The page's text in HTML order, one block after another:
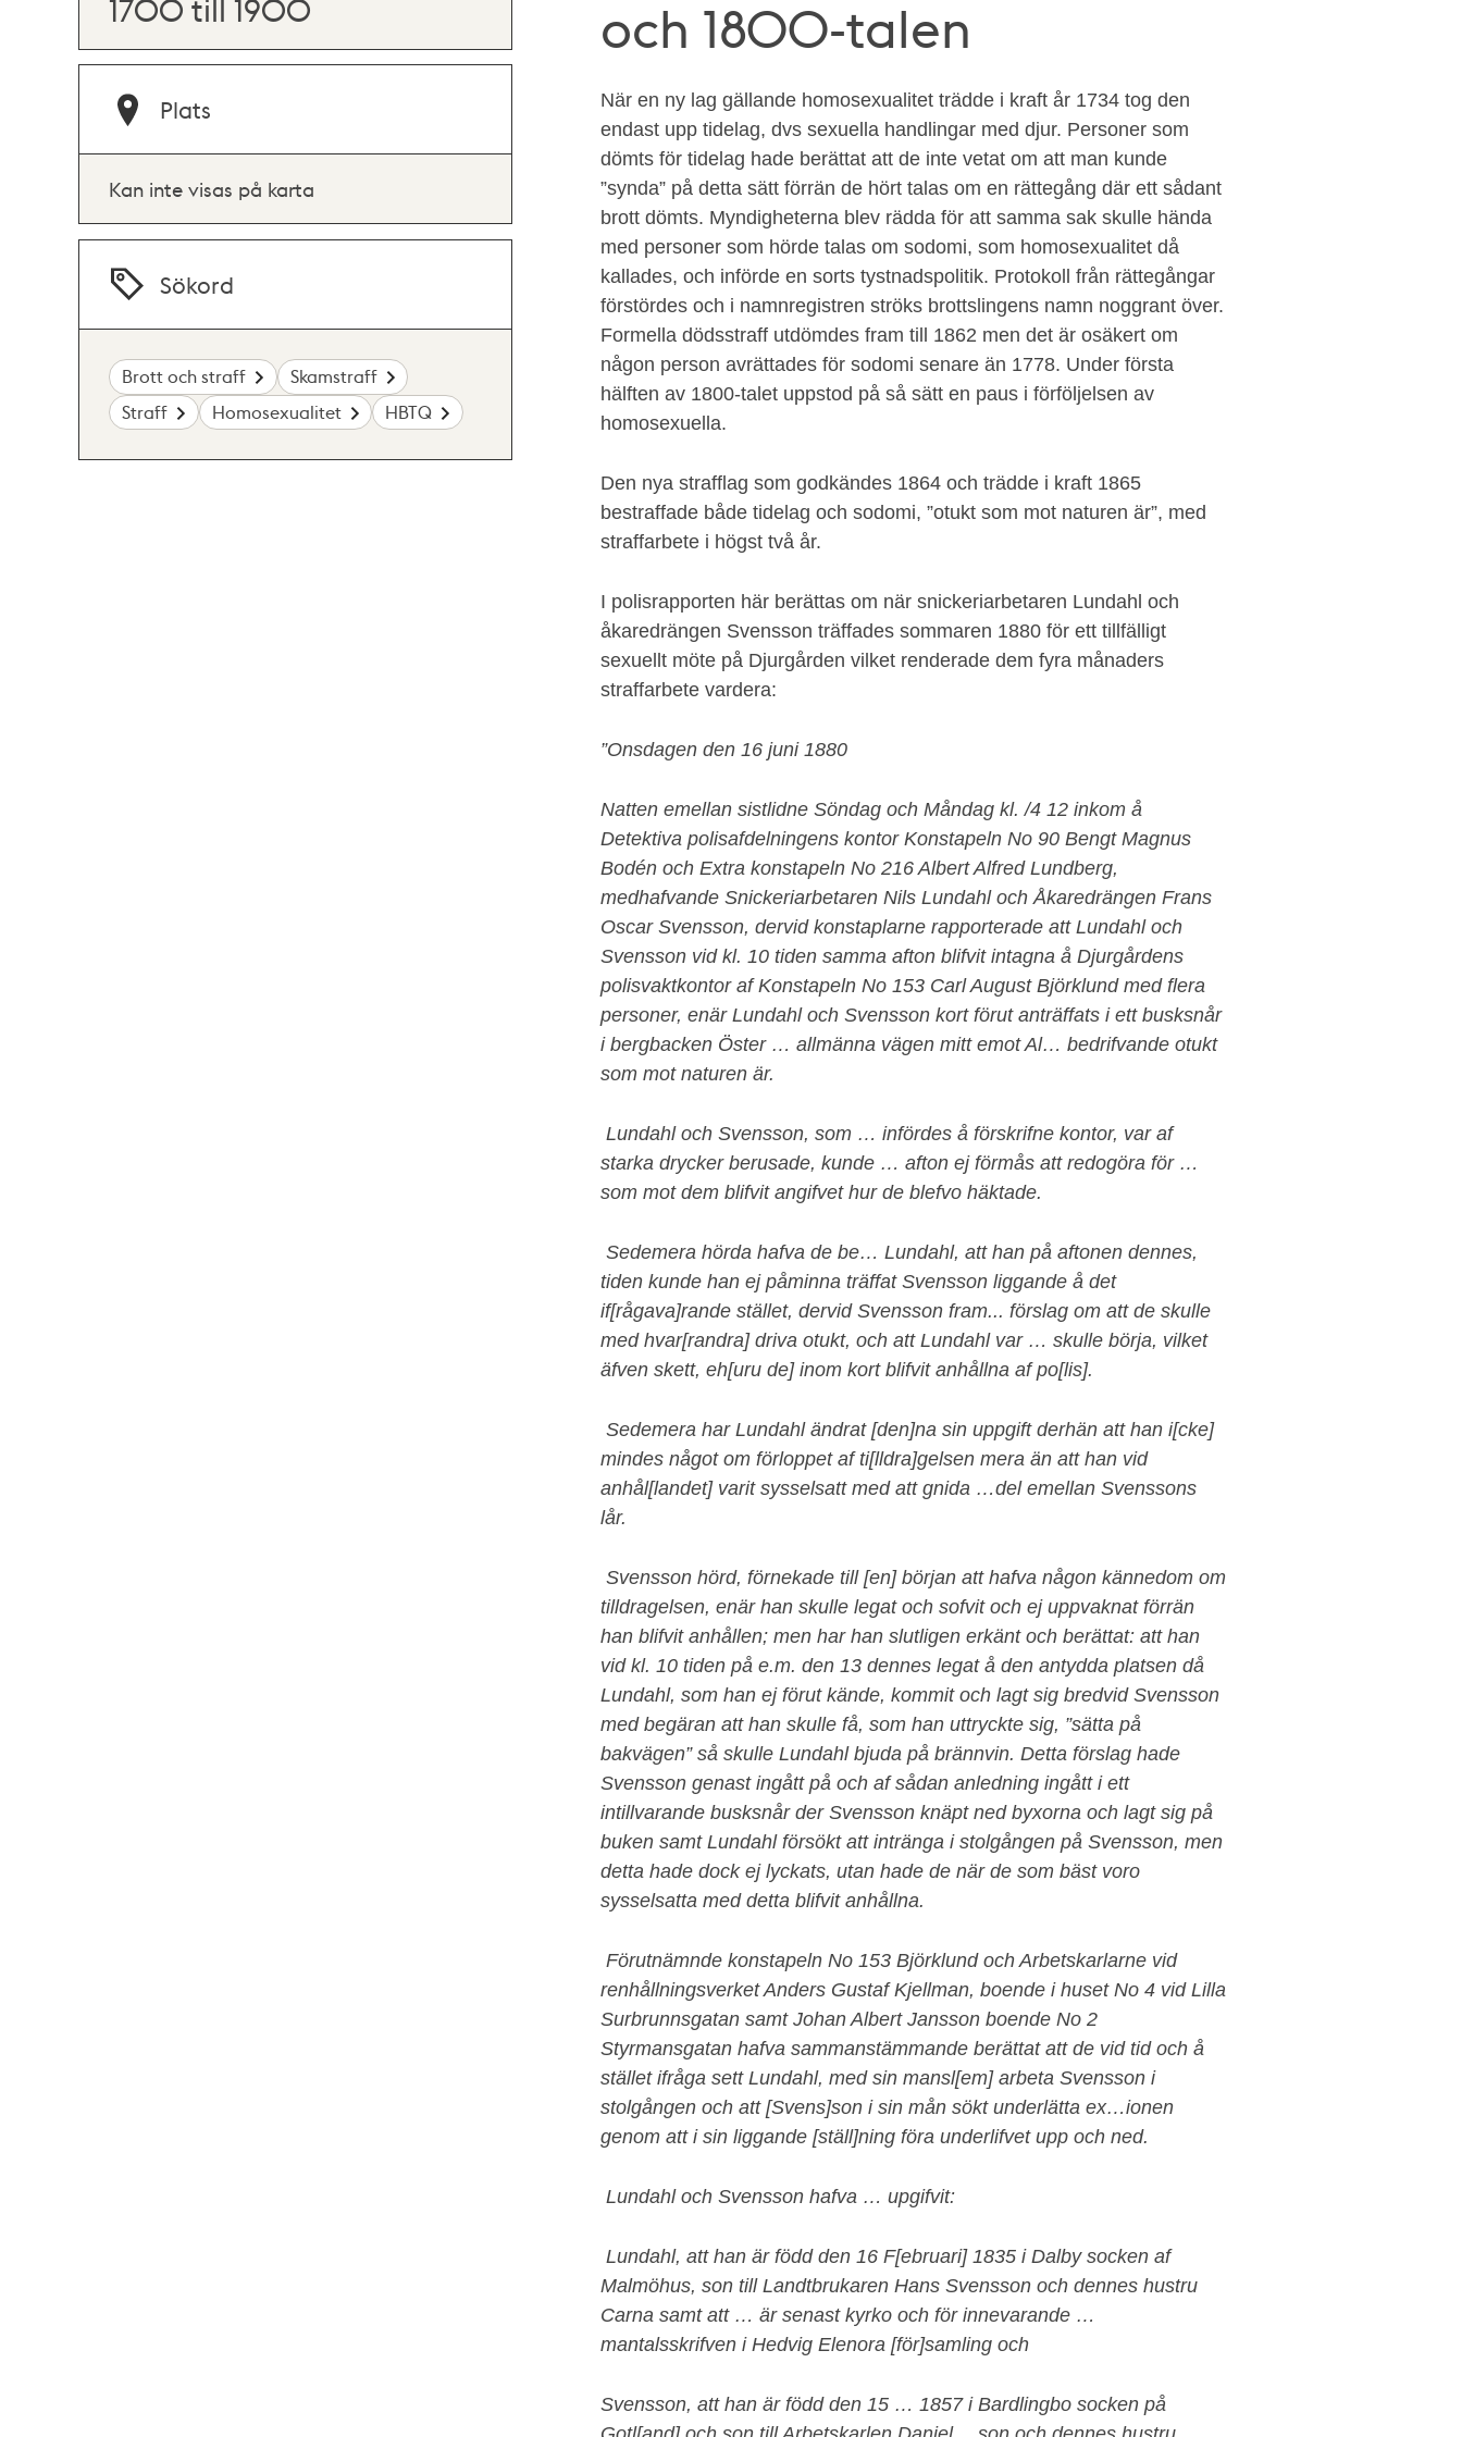
och 1800-talen
När en ny lag gällande homosexualitet trädde i kraft år 1734 tog den
endast upp tidelag, dvs sexuella handlingar med djur. Personer som
dömts för tidelag hade berättat att de inte vetat om att man kunde
”synda” på detta sätt förrän de hört talas om en rättegång där ett sådant
brott dömts. Myndigheterna blev rädda för att samma sak skulle hända
med personer som hörde talas om sodomi, som homosexualitet då
kallades, och införde en sorts tystnadspolitik. Protokoll från rättegångar
förstördes och i namnregistren ströks brottslingens namn noggrant över.
Formella dödsstraff utdömdes fram till 1862 men det är osäkert om
någon person avrättades för sodomi senare än 1778. Under första
hälften av 1800-talet uppstod på så sätt en paus i förföljelsen av
homosexuella.
Den nya strafflag som godkändes 1864 och trädde i kraft 1865
bestraffade både tidelag och sodomi, ”otukt som mot naturen är”, med
straffarbete i högst två år.
I polisrapporten här berättas om när snickeriarbetaren Lundahl och
åkaredrängen Svensson träffades sommaren 1880 för ett tillfälligt
sexuellt möte på Djurgården vilket renderade dem fyra månaders
straffarbete vardera:
”Onsdagen den 16 juni 1880
Natten emellan sistlidne Söndag och Måndag kl. /4 12 inkom å
Detektiva polisafdelningens kontor Konstapeln No 90 Bengt Magnus
Bodén och Extra konstapeln No 216 Albert Alfred Lundberg,
medhafvande Snickeriarbetaren Nils Lundahl och Åkaredrängen Frans
Oscar Svensson, dervid konstaplarne rapporterade att Lundahl och
Svensson vid kl. 10 tiden samma afton blifvit intagna å Djurgårdens
polisvaktkontor af Konstapeln No 153 Carl August Björklund med flera
personer, enär Lundahl och Svensson kort förut anträffats i ett busksnår
i bergbacken Öster … allmänna vägen mitt emot Al… bedrifvande otukt
som mot naturen är.
Lundahl och Svensson, som … infördes å förskrifne kontor, var af
starka drycker berusade, kunde … afton ej förmås att redogöra för …
som mot dem blifvit angifvet hur de blefvo häktade.
Sedemera hörda hafva de be… Lundahl, att han på aftonen dennes,
tiden kunde han ej påminna träffat Svensson liggande å det
if[rågava]rande stället, dervid Svensson fram... förslag om att de skulle
med hvar[randra] driva otukt, och att Lundahl var … skulle börja, vilket
äfven skett, eh[uru de] inom kort blifvit anhållna af po[lis].
Sedemera har Lundahl ändrat [den]na sin uppgift derhän att han i[cke]
mindes något om förloppet af ti[lldra]gelsen mera än att han vid
anhål[landet] varit sysselsatt med att gnida …del emellan Svenssons
lår.
Svensson hörd, förnekade till [en] början att hafva någon kännedom om
tilldragelsen, enär han skulle legat och sofvit och ej uppvaknat förrän
han blifvit anhållen; men har han slutligen erkänt och berättat: att han
vid kl. 10 tiden på e.m. den 13 dennes legat å den antydda platsen då
Lundahl, som han ej förut kände, kommit och lagt sig bredvid Svensson
med begäran att han skulle få, som han uttryckte sig, ”sätta på
bakvägen” så skulle Lundahl bjuda på brännvin. Detta förslag hade
Svensson genast ingått på och af sådan anledning ingått i ett
intillvarande busksnår der Svensson knäpt ned byxorna och lagt sig på
buken samt Lundahl försökt att intränga i stolgången på Svensson, men
detta hade dock ej lyckats, utan hade de när de som bäst voro
sysselsatta med detta blifvit anhållna.
Förutnämnde konstapeln No 153 Björklund och Arbetskarlarne vid
renhållningsverket Anders Gustaf Kjellman, boende i huset No 4 vid Lilla
Surbrunnsgatan samt Johan Albert Jansson boende No 2
Styrmansgatan hafva sammanstämmande berättat att de vid tid och å
stället ifråga sett Lundahl, med sin mansl[em] arbeta Svensson i
stolgången och att [Svens]son i sin mån sökt underlätta ex…ionen
genom att i sin liggande [ställ]ning föra underlifvet upp och ned.
Lundahl och Svensson hafva … upgifvit:
Lundahl, att han är född den 16 F[ebruari] 1835 i Dalby socken af
Malmöhus, son till Landtbrukaren Hans Svensson och dennes hustru
Carna samt att … är senast kyrko och för innevarande …
mantalsskrifven i Hedvig Elenora [för]samling och
Svensson, att han är född den 15 … 1857 i Bardlingbo socken på
1700 till 1900
Plats
Kan inte visas på karta
Sökord
Brott och straff
Skamstraff
Straff
Homosexualitet HBTQ